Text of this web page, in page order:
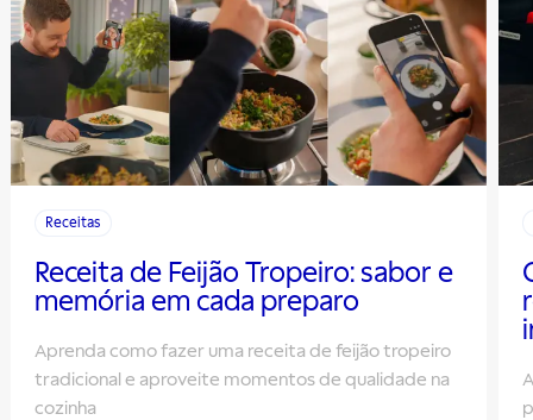
Receitas
Receita de Feijão Tropeiro: sabor e
memória em cada preparo
Aprenda como fazer uma receita de feijão tropeiro
tradicional e aproveite momentos de qualidade na
cozinha